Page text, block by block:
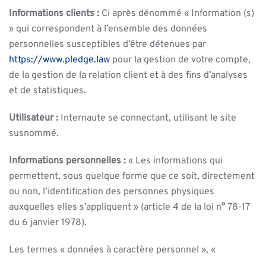
Informations clients : Ci après dénommé « Information (s)
» qui correspondent à l’ensemble des données
personnelles susceptibles d’être détenues par
https://www.pledge.law pour la gestion de votre compte,
de la gestion de la relation client et à des fins d’analyses
et de statistiques.
Utilisateur : Internaute se connectant, utilisant le site
susnommé.
Informations personnelles : « Les informations qui
permettent, sous quelque forme que ce soit, directement
ou non, l’identification des personnes physiques
auxquelles elles s’appliquent » (article 4 de la loi n° 78-17
du 6 janvier 1978).
Les termes « données à caractère personnel », «